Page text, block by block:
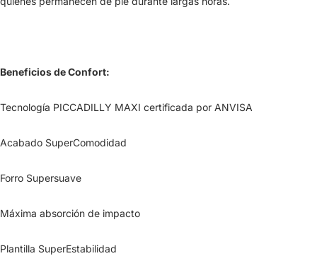
Beneficios de Confort:
Tecnología PICCADILLY MAXI certificada por ANVISA
Acabado SuperComodidad
Forro Supersuave
Máxima absorción de impacto
Plantilla SuperEstabilidad